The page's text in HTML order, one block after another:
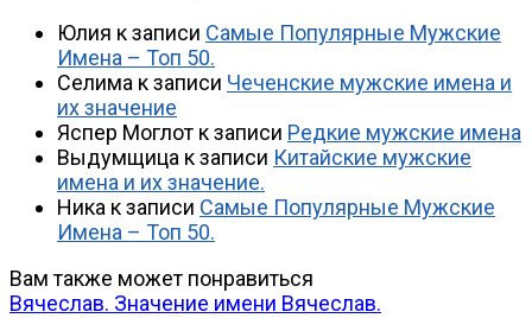
Юлия к записи Самые Популярные Мужские
Имена – Топ 50.
Селима к записи Чеченские мужские имена и
их значение
Яспер Моглот к записи Редкие мужские имена
Выдумщица к записи Китайские мужские
имена и их значение.
Ника к записи Самые Популярные Мужские
Имена – Топ 50.
Вам также может понравиться
Вячеслав. Значение имени Вячеслав.